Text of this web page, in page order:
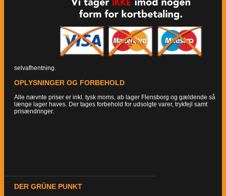
selvafhentning.
OPLYSNINGER OG FORBEHOLD
Alle nævnte priser er inkl. tysk moms, ab lager Flensborg og gældende så
længe lager haves. Der tages forbehold for udsolgte varer, trykfejl samt
prisændringer.
DER GRÜNE PUNKT